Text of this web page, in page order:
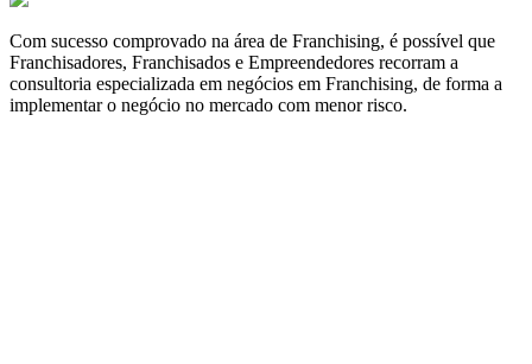
Com sucesso comprovado na área de Franchising, é possível que
Franchisadores, Franchisados e Empreendedores recorram a
consultoria especializada em negócios em Franchising, de forma a
implementar o negócio no mercado com menor risco.